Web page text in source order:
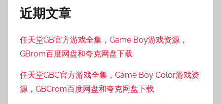
近期文章
任天堂GB官方游戏全集，Game Boy游戏资源，
GBrom百度网盘和夸克网盘下载
任天堂GBC官方游戏全集，Game Boy Color游戏资
源，GBCrom百度网盘和夸克网盘下载